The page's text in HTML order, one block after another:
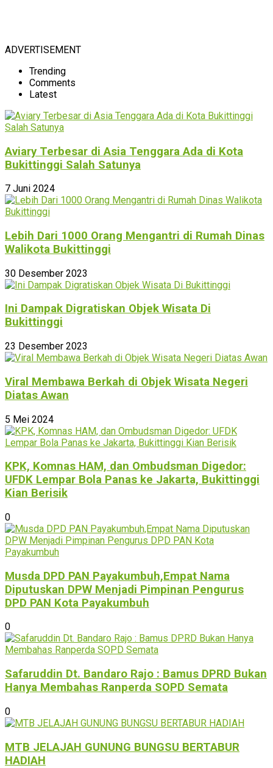
ADVERTISEMENT
Trending
Comments
Latest
Aviary Terbesar di Asia Tenggara Ada di Kota
Bukittinggi Salah Satunya
7 Juni 2024
Lebih Dari 1000 Orang Mengantri di Rumah Dinas
Walikota Bukittinggi
30 Desember 2023
Ini Dampak Digratiskan Objek Wisata Di
Bukittinggi
23 Desember 2023
Viral Membawa Berkah di Objek Wisata Negeri
Diatas Awan
5 Mei 2024
KPK, Komnas HAM, dan Ombudsman Digedor:
UFDK Lempar Bola Panas ke Jakarta, Bukittinggi
Kian Berisik
0
Musda DPD PAN Payakumbuh,Empat Nama
Diputuskan DPW Menjadi Pimpinan Pengurus
DPD PAN Kota Payakumbuh
0
Safaruddin Dt. Bandaro Rajo : Bamus DPRD Bukan
Hanya Membahas Ranperda SOPD Semata
0
MTB JELAJAH GUNUNG BUNGSU BERTABUR
HADIAH